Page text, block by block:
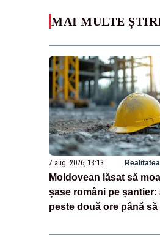
MAI MULTE
7 aug. 2026, 13:13
Moldovean lăsat să
șase români pe șantier:
peste două ore până să